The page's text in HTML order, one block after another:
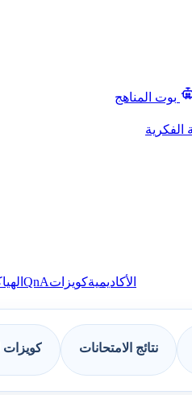
بوت المناهج
الفكرية
الأكاديميةكويزاتQnA
نتائج الامتحانات